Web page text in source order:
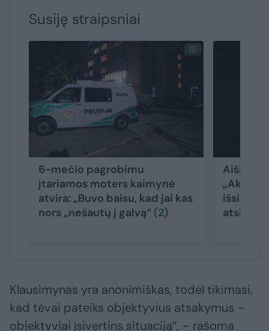
Susiję straipsniai
6-mečio pagrobimu
įtariamos moters kaimynė
atvira: „Buvo baisu, kad jai kas
nors „nešautų į galvą“ (2)
Aiškėja
Klausimynas yra anonimiškas, todėl tikimasi,
kad tėvai pateiks objektyvius atsakymus –
objektyviai įsivertins situaciją“, – rašoma